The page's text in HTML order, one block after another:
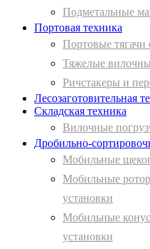
Подметальные
Портовая техника
Портовые тягачи
Тяжелые
Ричстакеры и
Лесозаготовительная
Складская техника
Вилочные
Дробильно-
Мобильные
Мобильные
установки
Мобильные
установки